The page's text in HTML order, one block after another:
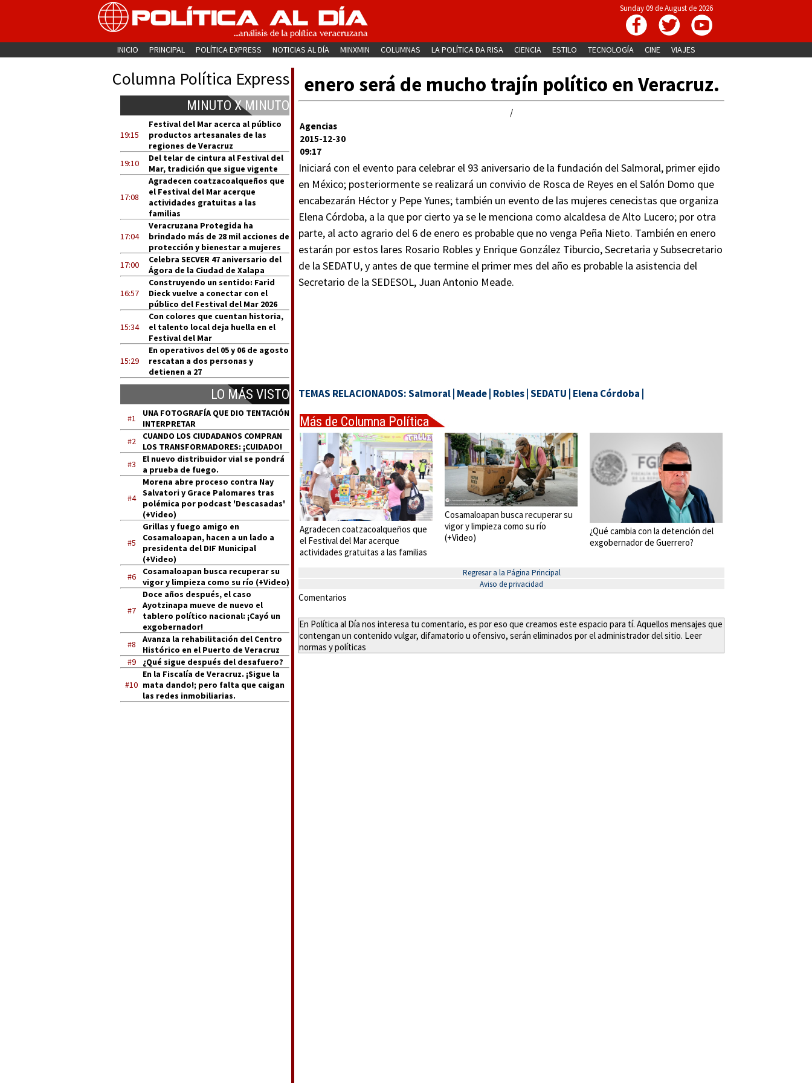
Sunday 09 de August de 2026
INICIO PRINCIPAL POLÍTICA EXPRESS NOTICIAS AL DÍA MINXMIN COLUMNAS LA POLÍTICA DA RISA CIENCIA ESTILO TECNOLOGÍA CINE VIAJES
Columna Política Express
MINUTO X MINUTO
19:15
Festival del Mar acerca al público
productos artesanales de las
regiones de Veracruz
19:10
Del telar de cintura al Festival del
Mar, tradición que sigue vigente
17:08
Agradecen coatzacoalqueños que
el Festival del Mar acerque
actividades gratuitas a las
familias
17:04
Veracruzana Protegida ha
brindado más de 28 mil acciones de
protección y bienestar a mujeres
17:00
Celebra SECVER 47 aniversario del
Ágora de la Ciudad de Xalapa
16:57
Construyendo un sentido: Farid
Dieck vuelve a conectar con el
público del Festival del Mar 2026
15:34
Con colores que cuentan historia,
el talento local deja huella en el
Festival del Mar
15:29
En operativos del 05 y 06 de agosto
rescatan a dos personas y
detienen a 27
LO MÁS VISTO
#1
UNA FOTOGRAFÍA QUE DIO TENTACIÓN
INTERPRETAR
#2
CUANDO LOS CIUDADANOS COMPRAN
LOS TRANSFORMADORES: ¡CUIDADO!
#3
El nuevo distribuidor vial se pondrá
a prueba de fuego.
#4
Morena abre proceso contra Nay
Salvatori y Grace Palomares tras
polémica por podcast 'Descasadas'
(+Video)
#5
Grillas y fuego amigo en
Cosamaloapan, hacen a un lado a
presidenta del DIF Municipal
(+Video)
#6
Cosamaloapan busca recuperar su
vigor y limpieza como su río (+Video)
#7
Doce años después, el caso
Ayotzinapa mueve de nuevo el
tablero político nacional: ¡Cayó un
exgobernador!
#8
Avanza la rehabilitación del Centro
Histórico en el Puerto de Veracruz
#9
¿Qué sigue después del desafuero?
#10
En la Fiscalía de Veracruz. ¡Sigue la
mata dando!; pero falta que caigan
las redes inmobiliarias.
enero será de mucho trajín político en Veracruz.
/
Agencias
2015-12-30
09:17
Iniciará con el evento para celebrar el 93 aniversario de la fundación del Salmoral, primer ejido
en México; posteriormente se realizará un convivio de Rosca de Reyes en el Salón Domo que
encabezarán Héctor y Pepe Yunes; también un evento de las mujeres cenecistas que organiza
Elena Córdoba, a la que por cierto ya se le menciona como alcaldesa de Alto Lucero; por otra
parte, al acto agrario del 6 de enero es probable que no venga Peña Nieto. También en enero
estarán por estos lares Rosario Robles y Enrique González Tiburcio, Secretaria y Subsecretario
de la SEDATU, y antes de que termine el primer mes del año es probable la asistencia del
Secretario de la SEDESOL, Juan Antonio Meade.
TEMAS RELACIONADOS:Salmoral Meade Robles SEDATU Elena Córdoba
Más de Columna Política
Express
Agradecen coatzacoalqueños que
el Festival del Mar acerque
actividades gratuitas a las familias
Cosamaloapan busca recuperar su
vigor y limpieza como su río
(+Video)
¿Qué cambia con la detención del
exgobernador de Guerrero?
Regresar a la Página Principal
Aviso de privacidad
Comentarios
En Política al Día nos interesa tu comentario, es por eso que creamos este espacio para tí. Aquellos mensajes que
contengan un contenido vulgar, difamatorio u ofensivo, serán eliminados por el administrador del sitio. Leer
normas y políticas